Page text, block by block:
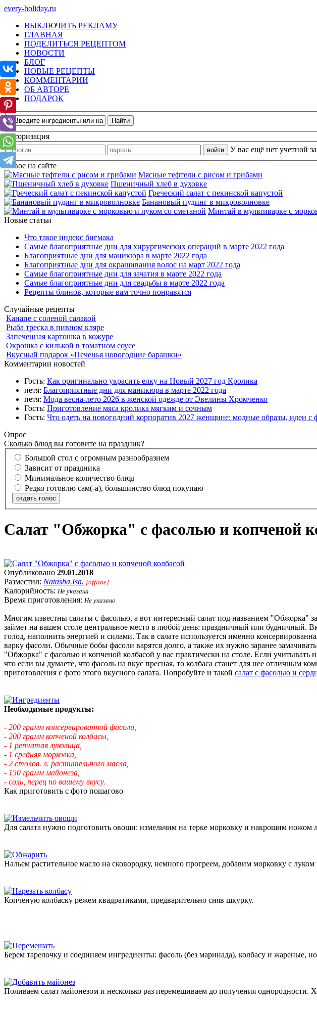
every-holiday.ru
ВЫКЛЮЧИТЬ РЕКЛАМУ
ГЛАВНАЯ
ПОДЕЛИТЬСЯ РЕЦЕПТОМ
НОВОСТИ
БЛОГ
НОВЫЕ РЕЦЕПТЫ
КОММЕНТАРИИ
ОБ АВТОРЕ
ПОДАРОК
Авторизация
У вас ещё нет учетной
Новое на сайте
Мясные тефтели с рисом и грибами
Пшеничный хлеб в духовке
Греческий салат с пекинской капустой
Банановый пудинг в микроволновке
Минтай в мультиварке с
Новые статьи
Что такое индекс бигмака
Самые благоприятные дни для хирургических операций в марте 2022 года
Благоприятные дни для маникюра в марте 2022 года
Благоприятные дни для окрашивания волос на март 2022 года
Самые благоприятные дни для зачатия в марте 2022 года
Самые благоприятные дни для свадьбы в марте 2022 года
Рецепты блинов, которые вам точно понравятся
Случайные рецепты
Канапе с соленой салакой
Рыба треска в пивном кляре
Запеченная картошка в кожуре
Окрошка с килькой в томатном соусе
Вкусный подарок «Печенья новогодние барашки»
Комментарии новостей
Гость: Как оригинально украсить елку на Новый 2027 год Кролика
петя: Благоприятные дни для маникюра в марте 2022 года
петя: Мода весна-лето 2026 в женской одежде от Эвелины Хромченко
Гость: Приготовление мяса кролика мягким и сочным
Гость: Что одеть на новогодний корпоратив 2027 женщине: модные образы, идеи с
Опрос
Сколько блюд вы готовите на праздник?
Большой стол с огромным разнообразием
Зависит от праздника
Минимальное количество блюд
Редко готовлю сам(-а), большинство блюд покупаю
отдать голос
Салат "Обжорка" с фасолью и копченой
Опубликовано 29.01.2018
Разместил: Natasha.Isa. [offline]
Калорийность: Не указана
Время приготовления: Не указано
Многим известны салаты с фасолью, а вот интересный салат под названием "Обжорка"
займет на вашем столе центральное место в любой день: праздничный или будничный.
голод, наполнить энергией и силами. Так в салате используется именно
варку фасоли. Обычные бобы фасоли варятся долго, а также их нужно заранее
"Обжорка" с фасолью и копченой колбасой у вас практически на столе. Если учитывать
что если вы думаете, что фасоль на вкус пресная, то колбаса станет для нее отличным
приготовления с фото этого вкусного салата. Попробуйте и такой салат с фасолью и
Необходимые продукты:
- 200 грамм консервированной фасоли,
- 200 грамм копченой колбасы,
- 1 репчатая луковица,
- 1 средняя морковка,
- 2 столов. л. растительного масла,
- 150 грамм майонеза,
- соль, перец по вашему вкусу.
Как приготовить с фото пошагово
Для салата нужно подготовить овощи: измельчим на терке морковку и накрошим ножом
Нальем растительное масло на сковородку, немного прогреем, добавим морковку с
Копченую колбаску режем квадратиками, предварительно сняв шкурку.
Берем тарелочку и соединяем ингредиенты: фасоль (без маринада), колбасу и жареные,
Поливаем салат майонезом и несколько раз перемешиваем до получения однородности.